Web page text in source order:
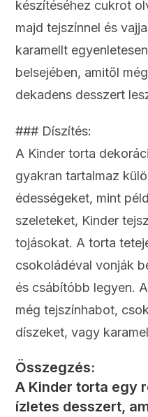
készítéséhez cukrot
majd tejszínnel és
karamellt
belsejében, amitől
dekadens desszert
### Díszítés:
A Kinder torta
gyakran tartalmaz
édességeket, mint
szeleteket, Kinder
tojásokat. A torta
csokoládéval vonják
és csábítóbb legyen.
még tejszínhabot,
díszeket, vagy
Összegzés:
A Kinder torta egy
ízletes desszert,